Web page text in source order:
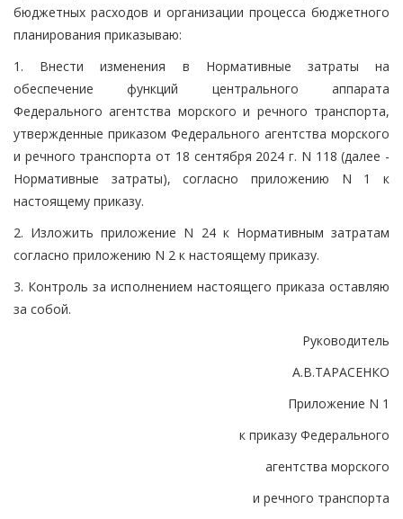
бюджетных расходов и организации процесса бюджетного
планирования приказываю:
1. Внести изменения в Нормативные затраты на
обеспечение функций центрального аппарата
Федерального агентства морского и речного транспорта,
утвержденные приказом Федерального агентства морского
и речного транспорта от 18 сентября 2024 г. N 118 (далее -
Нормативные затраты), согласно приложению N 1 к
настоящему приказу.
2. Изложить приложение N 24 к Нормативным затратам
согласно приложению N 2 к настоящему приказу.
3. Контроль за исполнением настоящего приказа оставляю
за собой.
Руководитель
А.В.ТАРАСЕНКО
Приложение N 1
к приказу Федерального
агентства морского
и речного транспорта